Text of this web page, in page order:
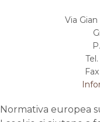
Via
Normativa europea